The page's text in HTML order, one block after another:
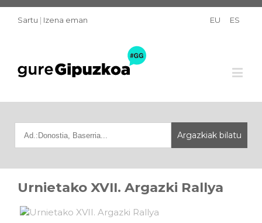
Sartu | Izena eman EU ES
Urnietako XVII. Argazki Rallya